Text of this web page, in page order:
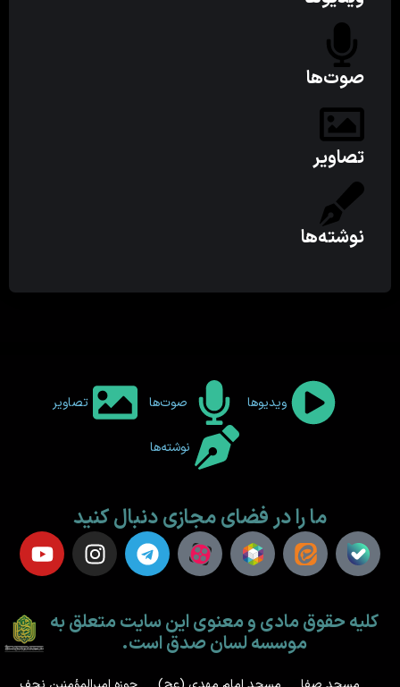
صوت‌ها
تصاویر
نوشته‌ها
ویدیوها صوت‌ها تصاویر
نوشته‌ها
ما را در فضای مجازی دنبال کنید
کلیه حقوق مادی و معنوی این سایت متعلق به
موسسه لسان صدق است.